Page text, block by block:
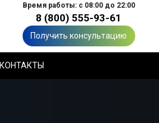
Время работы: с 08:00 до 22:00
8 (800) 555-93-61
Получить консультацию
КОНТАКТЫ